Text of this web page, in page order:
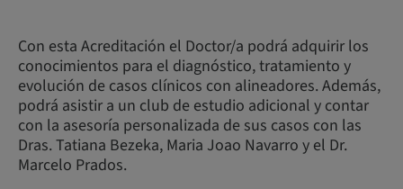
Con esta Acreditación el Doctor/a podrá adquirir los
conocimientos para el diagnóstico, tratamiento y
evolución de casos clínicos con alineadores. Además,
podrá asistir a un club de estudio adicional y contar
con la asesoría personalizada de sus casos con las
Dras. Tatiana Bezeka, Maria Joao Navarro y el Dr.
Marcelo Prados.